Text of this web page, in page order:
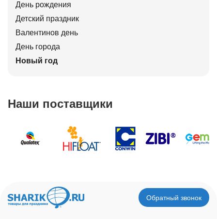
День рождения
Детский праздник
Валентинов день
День города
Новый год
Наши поставщики
Обратный звонок